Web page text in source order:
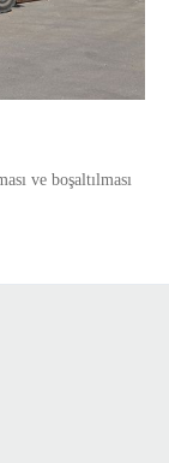
ve boşaltılması